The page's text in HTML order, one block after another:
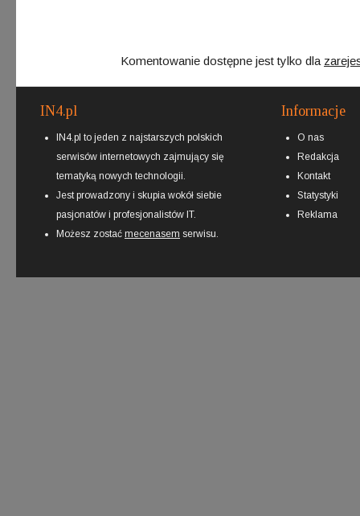
Komentowanie dostępne jest tylko dla
IN4.pl
IN4.pl to jeden z najstarszych polskich
serwisów internetowych zajmujący się
tematyką nowych technologii.
Jest prowadzony i skupia wokół siebie
pasjonatów i profesjonalistów IT.
Możesz zostać mecenasem serwisu.
Informacje
O nas
Redakcja
Kontakt
Statystyki
Reklama